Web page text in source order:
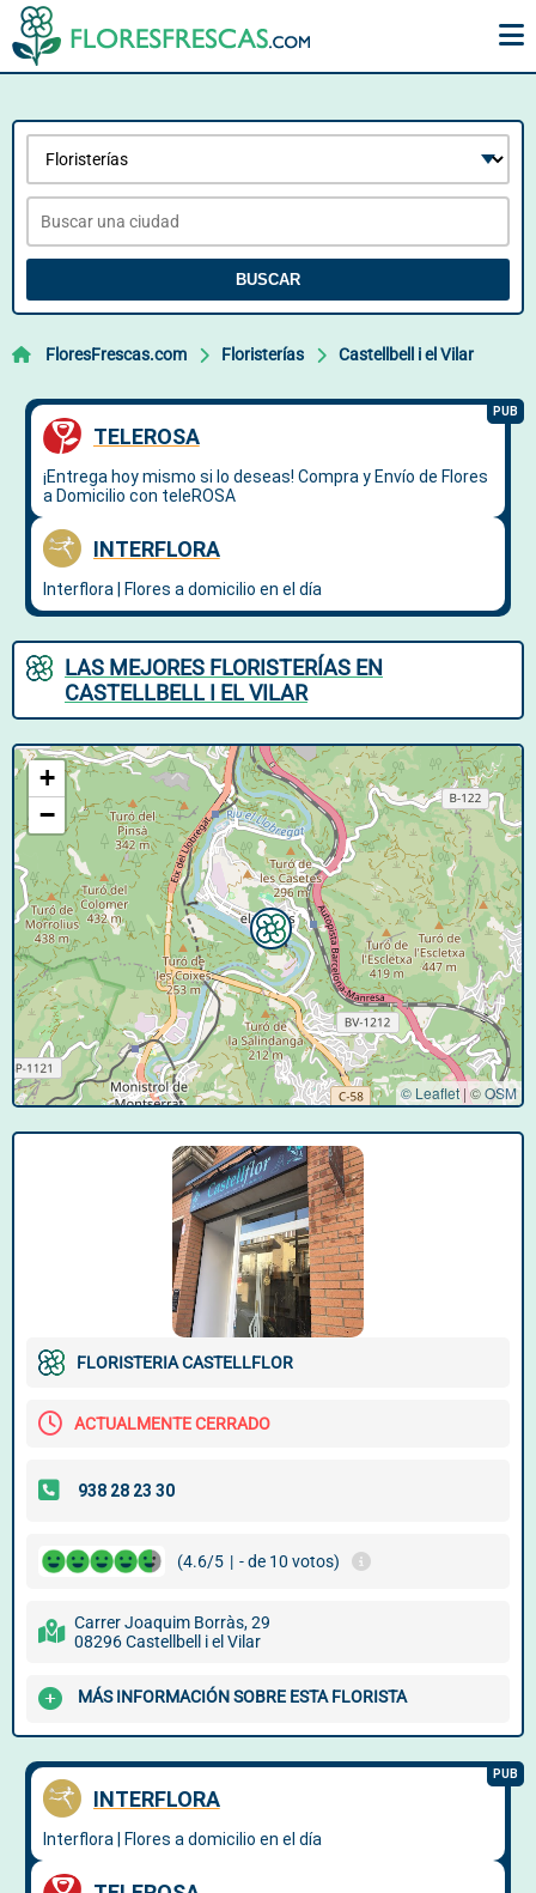
BUSCAR
FloresFrescas.com Floristerías Castellbell i el Vilar
LAS MEJORES FLORISTERÍAS EN
CASTELLBELL I EL VILAR
+
−
© Leaflet |©OSM
FLORISTERIA CASTELLFLOR
ACTUALMENTE CERRADO
(4.6/5 | - de 10 votos)
Carrer Joaquim Borràs, 29
08296 Castellbell i el Vilar
MÁS INFORMACIÓN SOBRE ESTA FLORISTA